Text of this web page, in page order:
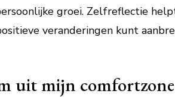
groei. Zelfreflectie
veranderingen kunt
uit mijn